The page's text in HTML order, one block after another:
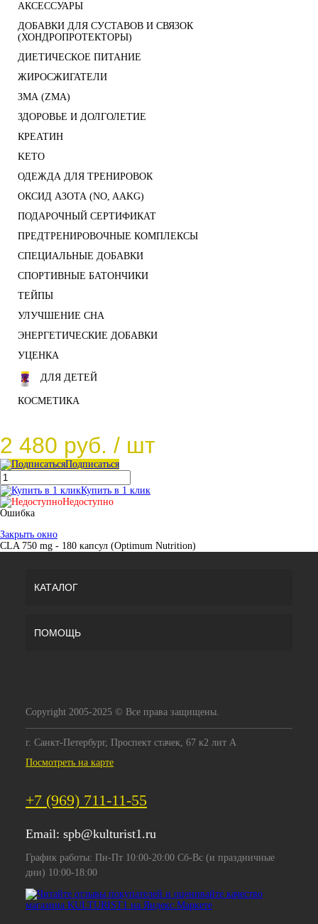
АКСЕССУАРЫ
ДОБАВКИ ДЛЯ СУСТАВОВ И СВЯЗОК
(ХОНДРОПРОТЕКТОРЫ)
ДИЕТИЧЕСКОЕ ПИТАНИЕ
ЖИРОСЖИГАТЕЛИ
ЗМА (ZMA)
ЗДОРОВЬЕ И ДОЛГОЛЕТИЕ
КРЕАТИН
KETO
ОДЕЖДА ДЛЯ ТРЕНИРОВОК
ОКСИД АЗОТА (NO, AAKG)
ПОДАРОЧНЫЙ СЕРТИФИКАТ
ПРЕДТРЕНИРОВОЧНЫЕ КОМПЛЕКСЫ
СПЕЦИАЛЬНЫЕ ДОБАВКИ
СПОРТИВНЫЕ БАТОНЧИКИ
ТЕЙПЫ
УЛУЧШЕНИЕ СНА
ЭНЕРГЕТИЧЕСКИЕ ДОБАВКИ
УЦЕНКА
ДЛЯ ДЕТЕЙ
КОСМЕТИКА
2 480 руб. / шт
Подписаться
Купить в 1 клик
Недоступно
Ошибка
Закрыть окно
CLA 750 mg - 180 капсул (Optimum Nutrition)
КАТАЛОГ
ПОМОЩЬ
Copyright 2005-2025 © Все права защищены.
г. Санкт-Петербург, Проспект стачек, 67 к2 лит А
Посмотреть на карте
+7 (969) 711-11-55
Email: spb@kulturist1.ru
График работы: Пн-Пт 10:00-20:00 Сб-Вс (и праздничные
дни) 10:00-18:00